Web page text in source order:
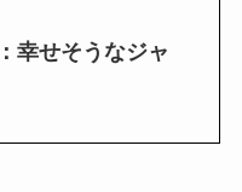
幸せそうなジャ